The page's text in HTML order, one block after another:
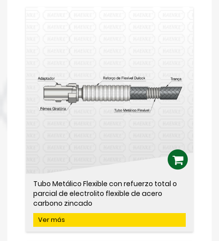
Tubo Metálico Flexible con refuerzo total o
parcial de electrolito flexible de acero
carbono zincado
Ver más